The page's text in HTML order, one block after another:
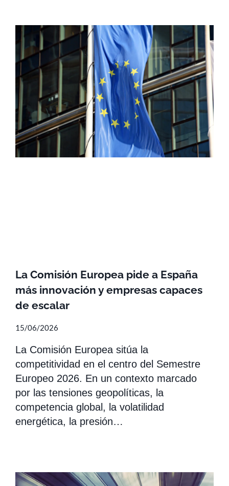
La Comisión Europea pide a España
más innovación y empresas capaces
de escalar
15/06/2026
La Comisión Europea sitúa la
competitividad en el centro del Semestre
Europeo 2026. En un contexto marcado
por las tensiones geopolíticas, la
competencia global, la volatilidad
energética, la presión…